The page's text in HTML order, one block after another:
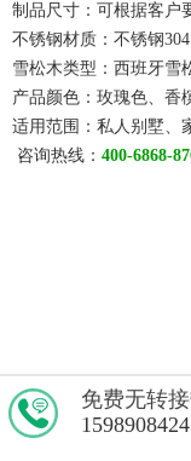
制品尺寸：可根据客户
不锈钢材质：不锈钢
雪松木类型：西班牙雪
产品颜色：玫瑰色、香
适用范围：私人别墅、
咨询热线： 400-6868-
免费无转